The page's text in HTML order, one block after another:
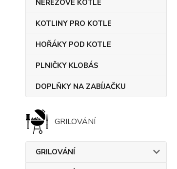
NEREZOVÉ KOTLE
KOTLINY PRO KOTLE
HOŘÁKY POD KOTLE
PLNIČKY KLOBÁS
DOPLŇKY NA ZABÍJAČKU
GRILOVÁNÍ
GRILOVÁNÍ